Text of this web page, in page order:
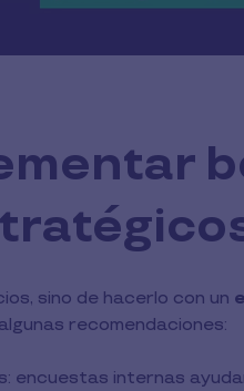
sino de hacerlo con un
recomendaciones:
encuestas internas